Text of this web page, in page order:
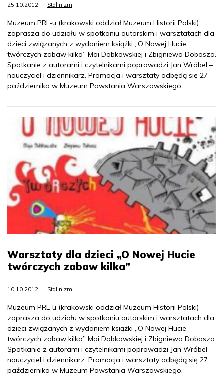
25.10.2012 Stalinizm
Muzeum PRL-u (krakowski oddział Muzeum Historii Polski)
zaprasza do udziału w spotkaniu autorskim i warsztatach dla
dzieci związanych z wydaniem książki „O Nowej Hucie
twórczych zabaw kilka” Mai Dobkowskiej i Zbigniewa Dobosza.
Spotkanie z autorami i czytelnikami poprowadzi Jan Wróbel –
nauczyciel i dziennikarz. Promocja i warsztaty odbędą się 27
października w Muzeum Powstania Warszawskiego.
Warsztaty dla dzieci „O Nowej Hucie
twórczych zabaw kilka”
10.10.2012 Stalinizm
Muzeum PRL-u (krakowski oddział Muzeum Historii Polski)
zaprasza do udziału w spotkaniu autorskim i warsztatach dla
dzieci związanych z wydaniem książki „O Nowej Hucie
twórczych zabaw kilka” Mai Dobkowskiej i Zbigniewa Dobosza.
Spotkanie z autorami i czytelnikami poprowadzi Jan Wróbel –
nauczyciel i dziennikarz. Promocja i warsztaty odbędą się 27
października w Muzeum Powstania Warszawskiego.